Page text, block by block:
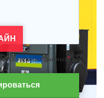
данных*